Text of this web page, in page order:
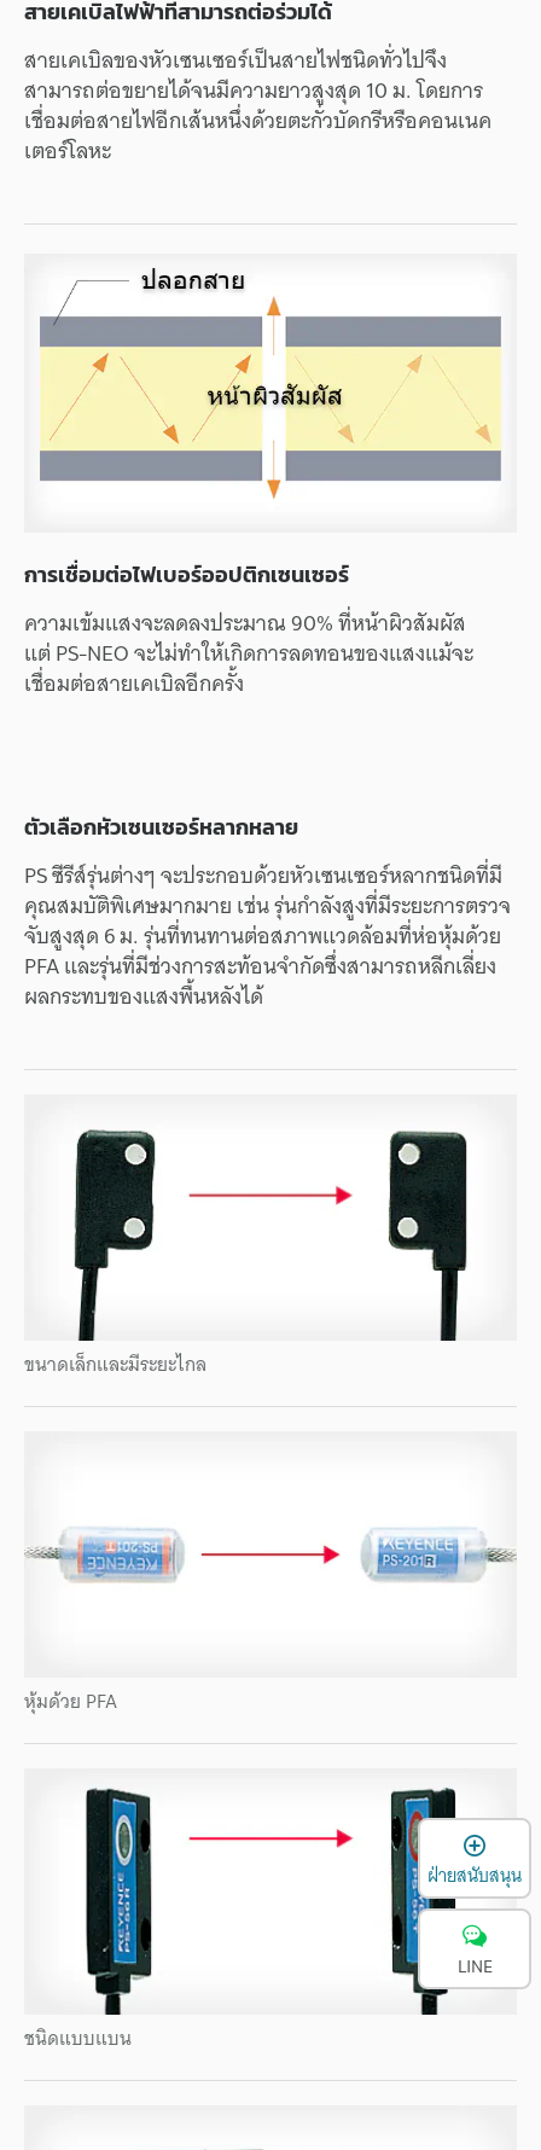
สายเคเบิลไฟฟ้าที่สามารถต่อร่วมได้
สายเคเบิลของหัวเซนเซอร์เป็นสายไฟชนิดทั่วไปจึง
สามารถต่อขยายได้จนมีความยาวสูงสุด 10 ม. โดยการ
เชื่อมต่อสายไฟอีกเส้นหนึ่งด้วยตะกั่วบัดกรีหรือคอนเนค
เตอร์โลหะ
การเชื่อมต่อไฟเบอร์ออปติกเซนเซอร์
ความเข้มแสงจะลดลงประมาณ 90% ที่หน้าผิวสัมผัส
แต่ PS-NEO จะไม่ทำให้เกิดการลดทอนของแสงแม้จะ
เชื่อมต่อสายเคเบิลอีกครั้ง
ตัวเลือกหัวเซนเซอร์หลากหลาย
PS ซีรีส์รุ่นต่างๆ จะประกอบด้วยหัวเซนเซอร์หลากชนิดที่มี
คุณสมบัติพิเศษมากมาย เช่น รุ่นกำลังสูงที่มีระยะการตรวจ
จับสูงสุด 6 ม. รุ่นที่ทนทานต่อสภาพแวดล้อมที่ห่อหุ้มด้วย
PFA และรุ่นที่มีช่วงการสะท้อนจำกัดซึ่งสามารถหลีกเลี่ยง
ผลกระทบของแสงพื้นหลังได้
ขนาดเล็กและมีระยะไกล
หุ้มด้วย PFA
ชนิดแบบแบน
ฝ่ายสนับสนุน
LINE